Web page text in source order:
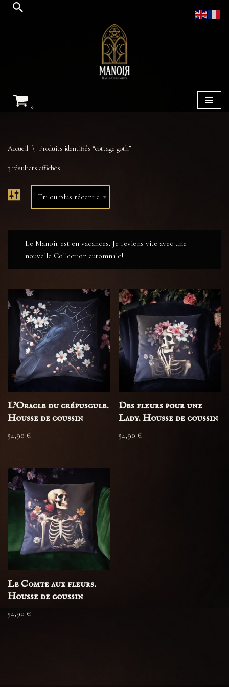
0
Accueil \ Produits identifiés “cottage goth”
3 résultats affichés
Le Manoir est en vacances. Je reviens vite avec une
nouvelle Collection automnale!
L’Oracle du crépuscule.
Housse de coussin
54,90 €
Des fleurs pour une
Lady. Housse de coussin
54,90€
Le Comte aux fleurs.
Housse de coussin
54,90 €